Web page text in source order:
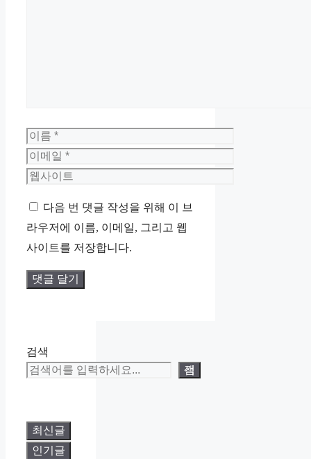
이
름
이
메
웹
트
다음 번 댓글 작성을 위해 이 브
라우저에 이름, 이메일, 그리고 웹
사이트를 저장합니다.
검색
검색
최신글
인기글